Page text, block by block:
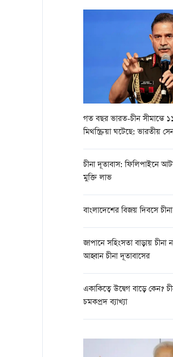
গত বছর ভারত-চীন সীমান্তে
মিথস্ক্রিয়া ঘটেছে: ভারতীয়
চীনা দূতাবাস: ফিলিপাইনে
মুক্তি লাভ
বাংলাদেশের বিজয় দিবসে
জাপানে সহিংসতা বাড়ায়
আহ্বান চীনা দূতাবাসের
একাকিত্বে উদ্বেগ বাড়ে কেন?
চমকপ্রদ ব্যাখ্যা